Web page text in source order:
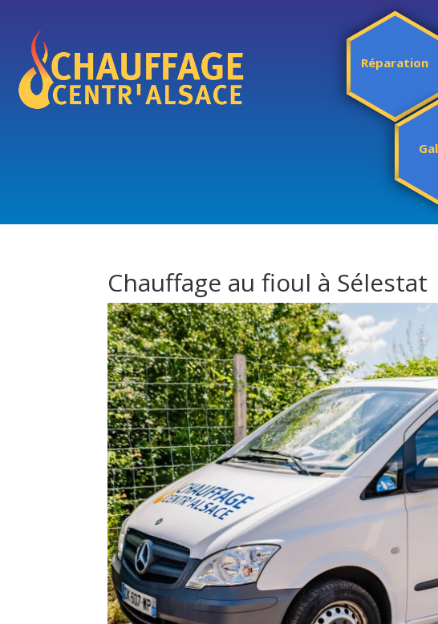
Réparation
Chauffage au fioul à Sélestat